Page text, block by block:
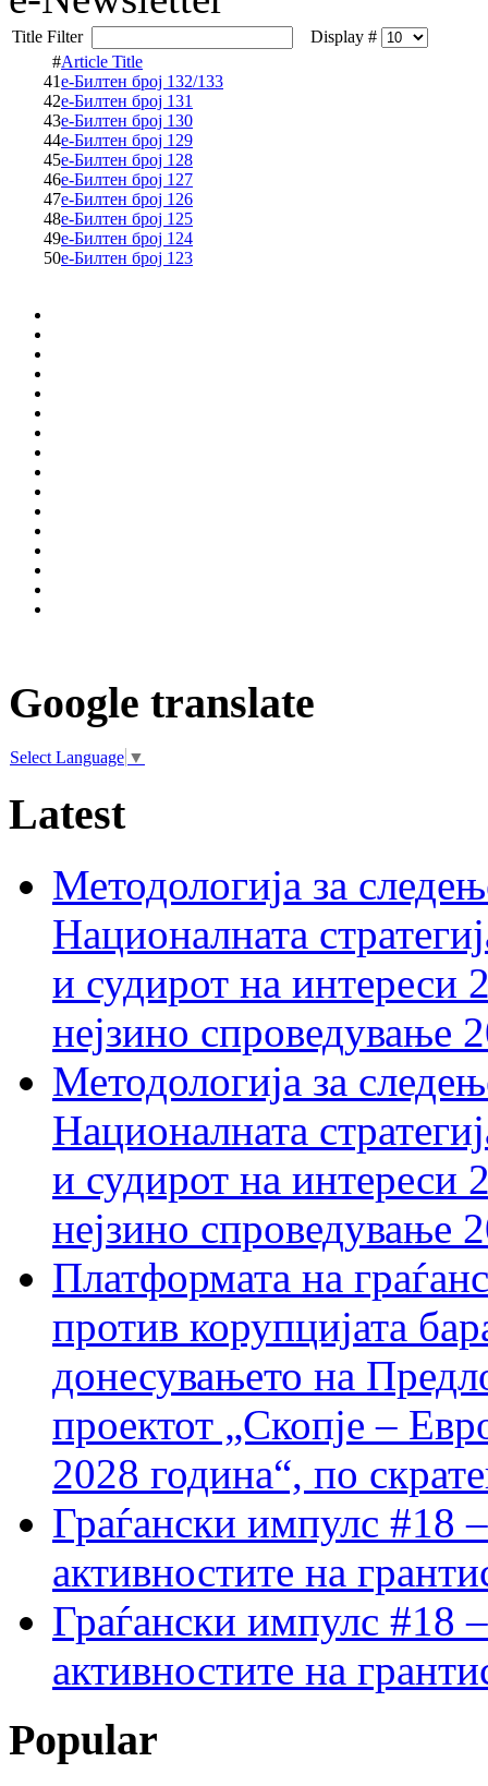
Title Filter
Display #
#Article Title
41е-Билтен број 132/133
42е-Билтен број 131
43е-Билтен број 130
44е-Билтен број 129
45е-Билтен број 128
46е-Билтен број 127
47е-Билтен број 126
48е-Билтен број 125
49е-Билтен број 124
50е-Билтен број 123
Google translate
Select Language ▼
Latest
Методологија за
Националната
и судирот на интереси
нејзино спроведување
Методологија за
Националната
и судирот на интереси
нејзино спроведување
Платформата на
против корупцијата
донесувањето на
проектот „Скопје –
2028 година“, по
Граѓански импулс #18
активностите на
Граѓански импулс #18
активностите на
Popular